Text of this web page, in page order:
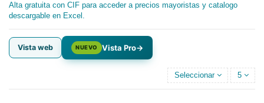
Alta gratuita con CIF para acceder a precios mayoristas y catalogo
descargable en Excel.
Vista web NUEVO Vista Pro→
Seleccionar 5